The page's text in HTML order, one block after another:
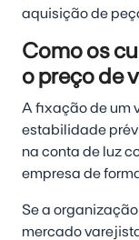
aquisição de
Como os
o preço de
A fixação de um
estabilidade
na conta de luz
empresa de
Se a
mercado